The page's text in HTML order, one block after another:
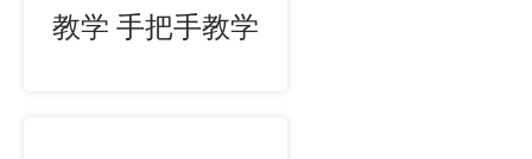
教学 手把手教学